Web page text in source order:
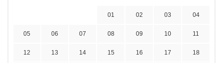
01 02 03 04
05 06 07 08 09 10 11
12 13 14 15 16 17 18